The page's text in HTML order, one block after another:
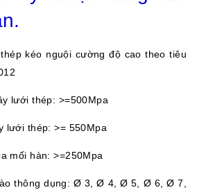
kéo nguội cường độ cao theo tiêu
lưới thép: >=500Mpa
lưới thép: >= 550Mpa
mối hàn: >=250Mpa
thông dụng: Ø 3, Ø 4, Ø 5, Ø 6, Ø 7,